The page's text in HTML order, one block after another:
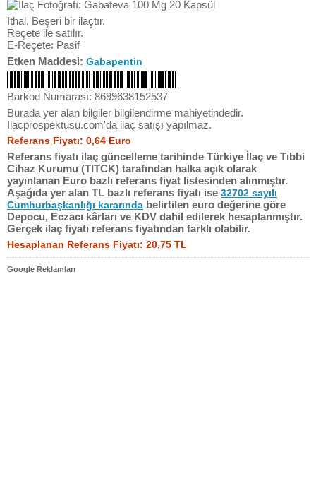
İthal, Beşeri bir ilaçtır.
Reçete ile satılır.
E-Reçete: Pasif
Etken Maddesi: Gabapentin
Barkod Numarası: 8699638152537
Burada yer alan bilgiler bilgilendirme mahiyetindedir.
Ilacprospektusu.com'da ilaç satışı yapılmaz.
Referans Fiyatı: 0,64 Euro
Referans fiyatı ilaç güncelleme tarihinde Türkiye İlaç ve Tıbbi
Cihaz Kurumu (TITCK) tarafından halka açık olarak
yayınlanan Euro bazlı referans fiyat listesinden alınmıştır.
Aşağıda yer alan TL bazlı referans fiyatı ise 32702 sayılı
Cumhurbaşkanlığı kararında belirtilen euro değerine göre
Depocu, Eczacı kârları ve KDV dahil edilerek hesaplanmıştır.
Gerçek ilaç fiyatı referans fiyatından farklı olabilir.
Hesaplanan Referans Fiyatı: 20,75 TL
Google Reklamları